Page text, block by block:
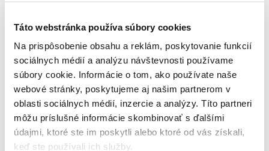
Táto webstránka používa súbory cookies
Na prispôsobenie obsahu a reklám, poskytovanie funkcií
sociálnych médií a analýzu návštevnosti používame
súbory cookie. Informácie o tom, ako používate naše
webové stránky, poskytujeme aj našim partnerom v
oblasti sociálnych médií, inzercie a analýzy. Títo partneri
môžu príslušné informácie skombinovať s ďalšími
údajmi, ktoré ste im poskytli alebo ktoré od vás získali,
keď ste používali ich služby.
Popis
Dentálne maškrty pre psov.
Vlastnosti:
Balenie obsahuje 6 kusov zubných kefiek veľkosti L.